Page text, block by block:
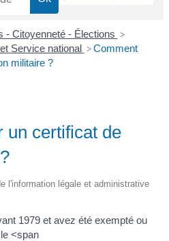
- Citoyenneté - Élections >
Service national > Comment
militaire ?
un certificat de
l'information légale et administrative
1979 et avez été exempté ou
<span